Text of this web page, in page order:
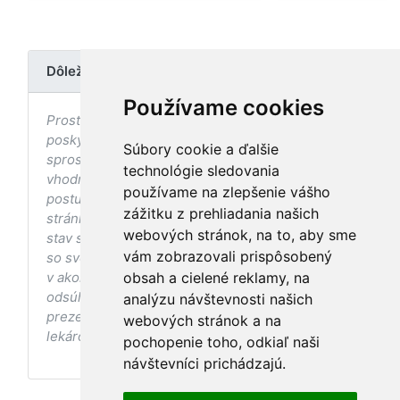
Používame cookies
Súbory cookie a ďalšie
technológie sledovania
používame na zlepšenie vášho
zážitku z prehliadania našich
webových stránok, na to, aby sme
vám zobrazovali prispôsobený
obsah a cielené reklamy, na
analýzu návštevnosti našich
webových stránok a na
pochopenie toho, odkiaľ naši
návštevníci prichádzajú.
Dôležité upozornenie
Prostredníctvom stránky nedochádza k
poskytovaniu zdravotnej starostlivosti, ani k jej
sprostredkovaniu, ani k jej nahrádzaniu. O
vhodných postupoch v oblasti zdravia, vhodnosti
postupov a odporúčaní prezentovaných na
stránke s ohľadom na Váš zdravotný
stav sa pred ich aplikáciou vždy vopred poraďte
so svojím ošetrujúcim lekárom, a to najmä ak ste
v akomkoľvek štádiu tehotenstva. Bez
odsúhlasenia postupov a odporúčaní
prezentovaných na stránke Vaším ošetrujúcim
lekárom tieto postupy a odporúčania neaplikujte.